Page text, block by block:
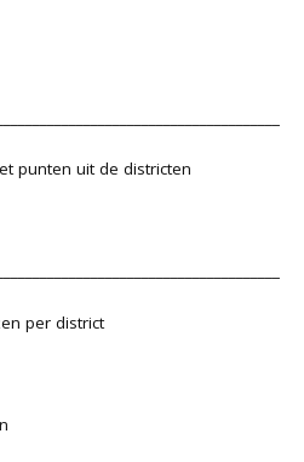
punten uit de districten
per district